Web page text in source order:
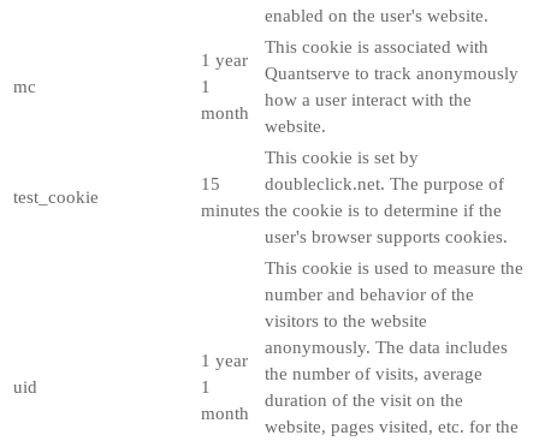
enabled on the user's website.
mc
1 year
1
month
This cookie is associated with
Quantserve to track anonymously
how a user interact with the
website.
test_cookie
15
minutes
This cookie is set by
doubleclick.net. The purpose of
the cookie is to determine if the
user's browser supports cookies.
uid
1 year
1
month
This cookie is used to measure the
number and behavior of the
visitors to the website
anonymously. The data includes
the number of visits, average
duration of the visit on the
website, pages visited, etc. for the